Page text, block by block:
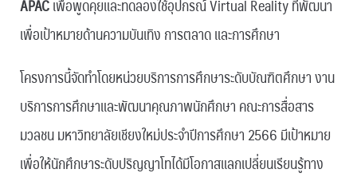
APACเพื่อพูดคุยและทดลองใช้อุปกรณ์ Virtual Reality ที่พัฒนา
เพื่อเป้าหมายด้านความบันเทิง การตลาด และการศึกษา
โครงการนี้จัดทำโดยหน่วยบริการการศึกษาระดับบัณฑิตศึกษา งาน
บริการการศึกษาและพัฒนาคุณภาพนักศึกษา คณะการสื่อสาร
มวลชน มหาวิทยาลัยเชียงใหม่ประจำปีการศึกษา 2566 มีเป้าหมาย
เพื่อให้นักศึกษาระดับปริญญาโทได้มีโอกาสแลกเปลี่ยนเรียนรู้ทาง